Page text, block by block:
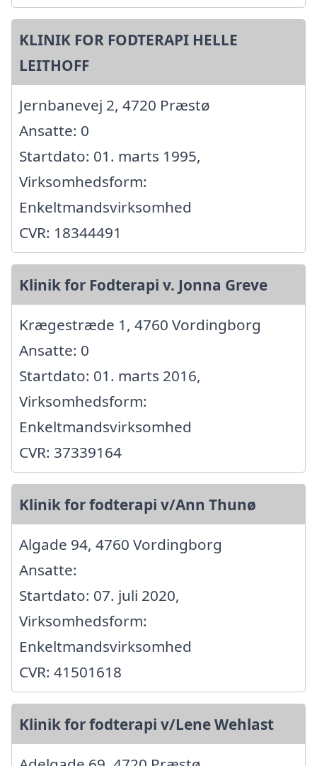
KLINIK FOR FODTERAPI HELLE
LEITHOFF
Jernbanevej 2, 4720 Præstø
Ansatte: 0
Startdato: 01. marts 1995,
Virksomhedsform:
Enkeltmandsvirksomhed
CVR: 18344491
Klinik for Fodterapi v. Jonna Greve
Krægestræde 1, 4760 Vordingborg
Ansatte: 0
Startdato: 01. marts 2016,
Virksomhedsform:
Enkeltmandsvirksomhed
CVR: 37339164
Klinik for fodterapi v/Ann Thunø
Algade 94, 4760 Vordingborg
Ansatte:
Startdato: 07. juli 2020,
Virksomhedsform:
Enkeltmandsvirksomhed
CVR: 41501618
Klinik for fodterapi v/Lene Wehlast